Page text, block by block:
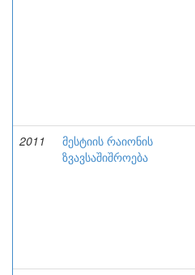
2011
მესტიის რაიონის
ზვავსაშიშროება